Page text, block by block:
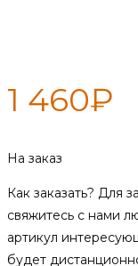
1 460₽
На заказ
Как заказать? Для
свяжитесь с нами
артикул
будет